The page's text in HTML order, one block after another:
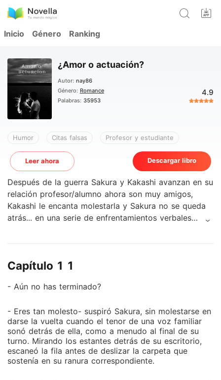
Inicio Género Ranking
¿Amor o actuación?
Autor: nay86
Género: Romance
Palabras: 35953
4.9
Humor Citas falsas Profesor y estudiante
Leer ahora Descargar libro
Después de la guerra Sakura y Kakashi avanzan en su
relación profesor/alumno ahora son muy amigos,
Kakashi le encanta molestarla y Sakura no se queda
atrás... en una serie de enfrentamientos verbales
Capítulo 1 1
- Aún no has terminado?
- Eres tan molesto- suspiró Sakura, sin molestarse en
darse la vuelta cuando el tenor de una voz familiar
sonó detrás de ella, como a menudo al final de su
turno. Mirando los estantes detrás de su escritorio,
escaneó la fila antes de deslizar la carpeta que
sostenía en su ranura correspondiente.